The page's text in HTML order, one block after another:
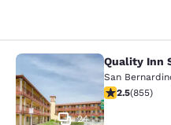
Quality Inn
24
Quality Inn
San
2.49 étoiles.
2.5(855)